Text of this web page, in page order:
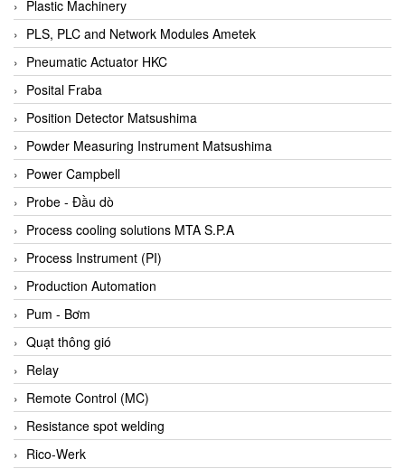
Bestech
BETA
Bifold
Bihl+wiedemann
Bihl+wiedemann
Bilz
Binder Connector
Biotech
BirdX Vietnam
BK Vibro
Black Box
BlackBox Vietnam
BLAGDON PUMP
Bloom Engineering
Boneng
Bopp & Reuther Messtechnik
Plastic Machinery
PLS, PLC and Network Modules Ametek
Pneumatic Actuator HKC
Posital Fraba
Position Detector Matsushima
Powder Measuring Instrument Matsushima
Power Campbell
Probe - Đầu dò
Process cooling solutions MTA S.P.A
Process Instrument (PI)
Production Automation
Pum - Bơm
Quạt thông gió
Relay
Remote Control (MC)
Resistance spot welding
Rico-Werk